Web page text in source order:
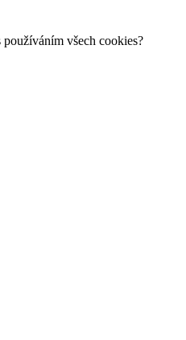
všech cookies?